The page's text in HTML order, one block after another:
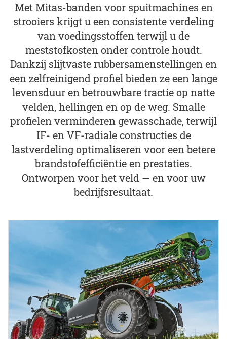
Met Mitas-banden voor spuitmachines en
strooiers krijgt u een consistente verdeling
van voedingsstoffen terwijl u de
meststofkosten onder controle houdt.
Dankzij slijtvaste rubbersamenstellingen en
een zelfreinigend profiel bieden ze een lange
levensduur en betrouwbare tractie op natte
velden, hellingen en op de weg. Smalle
profielen verminderen gewasschade, terwijl
IF- en VF-radiale constructies de
lastverdeling optimaliseren voor een betere
brandstofefficiëntie en prestaties.
Ontworpen voor het veld — en voor uw
bedrijfsresultaat.